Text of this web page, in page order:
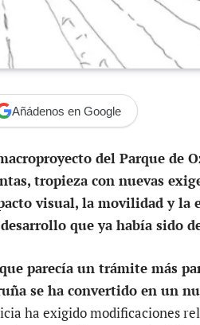
Añádenos en Google
del Parque de
tropieza con nuevas
visual, la movilidad y la
que ya había sido
parecía un trámite más
se ha convertido en un
ha exigido modificaciones